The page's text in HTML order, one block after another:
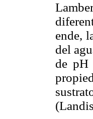
ende,
del
de pH
(Landis